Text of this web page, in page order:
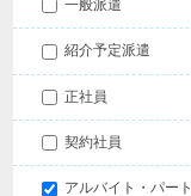
一般派遣
紹介予定派遣
正社員
契約社員
アルバイト・パート